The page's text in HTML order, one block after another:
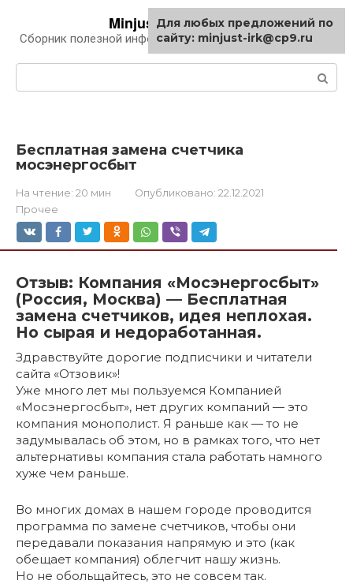
контенту
Minjust-irk.ru
Сборник полезной информации про автомобили
Бесплатная замена счетчика
мосэнергосбыт
На чтение: 20 мин Опубликовано: 22.12.2021
Прочее
Отзыв: Компания «Мосэнергосбыт»
(Россия, Москва) — Бесплатная
замена счетчиков, идея неплохая.
Но сырая и недоработанная.
Здравствуйте дорогие подписчики и читатели
сайта «Отзовик»!
Уже много лет мы пользуемся Компанией
«Мосэнергосбыт», нет других компаний — это
компания монополист. Я раньше как — то не
задумывалась об этом, но в рамках того, что нет
альтернативы компания стала работать намного
хуже чем раньше.
Во многих домах в нашем городе проводится
программа по замене счетчиков, чтобы они
передавали показания напрямую и это (как
обещает компания) облегчит нашу жизнь.
Но не обольщайтесь, это не совсем так.
Для любых предложений по
сайту: minjust-irk@cp9.ru